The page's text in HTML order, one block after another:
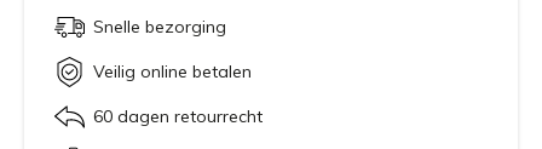
Snelle bezorging
Veilig online betalen
60 dagen retourrecht